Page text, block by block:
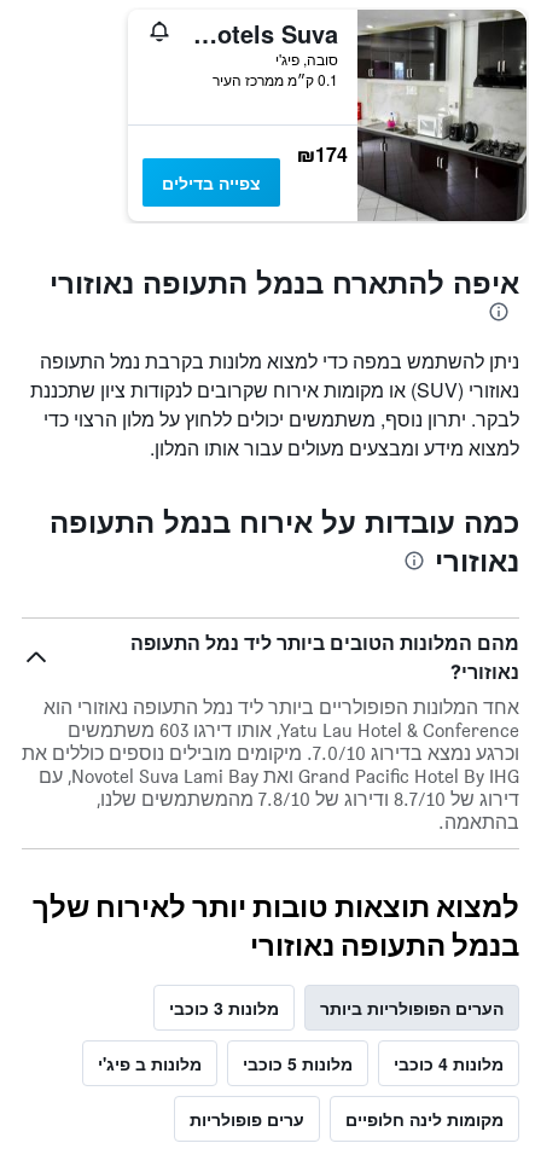
Town House Apartment Hotels Suva
סובה, פיג'י
0.1 ק״מ ממרכז העיר
₪174
צפייה בדילים
איפה להתארח בנמל התעופה נאוזורי
ניתן להשתמש במפה כדי למצוא מלונות בקרבת נמל התעופה
נאוזורי (SUV) או מקומות אירוח שקרובים לנקודות ציון שתכננת
לבקר. יתרון נוסף, משתמשים יכולים ללחוץ על מלון הרצוי כדי
למצוא מידע ומבצעים מעולים עבור אותו המלון.
כמה עובדות על אירוח בנמל התעופה
נאוזורי
מהם המלונות הטובים ביותר ליד נמל התעופה
נאוזורי?
אחד המלונות הפופולריים ביותר ליד נמל התעופה נאוזורי הוא
Yatu Lau Hotel & Conference, אותו דירגו 603 משתמשים
וכרגע נמצא בדירוג 7.0/10. מיקומים מובילים נוספים כוללים את
Grand Pacific Hotel By IHG ואת Novotel Suva Lami Bay, עם
דירוג של 8.7/10 ודירוג של 7.8/10 מהמשתמשים שלנו,
בהתאמה.
למצוא תוצאות טובות יותר לאירוח שלך
בנמל התעופה נאוזורי
הערים הפופולריות ביותר מלונות 3 כוכבי
מלונות 4 כוכבי מלונות 5 כוכבי מלונות ב פיג'י
מקומות לינה חלופיים ערים פופולריות